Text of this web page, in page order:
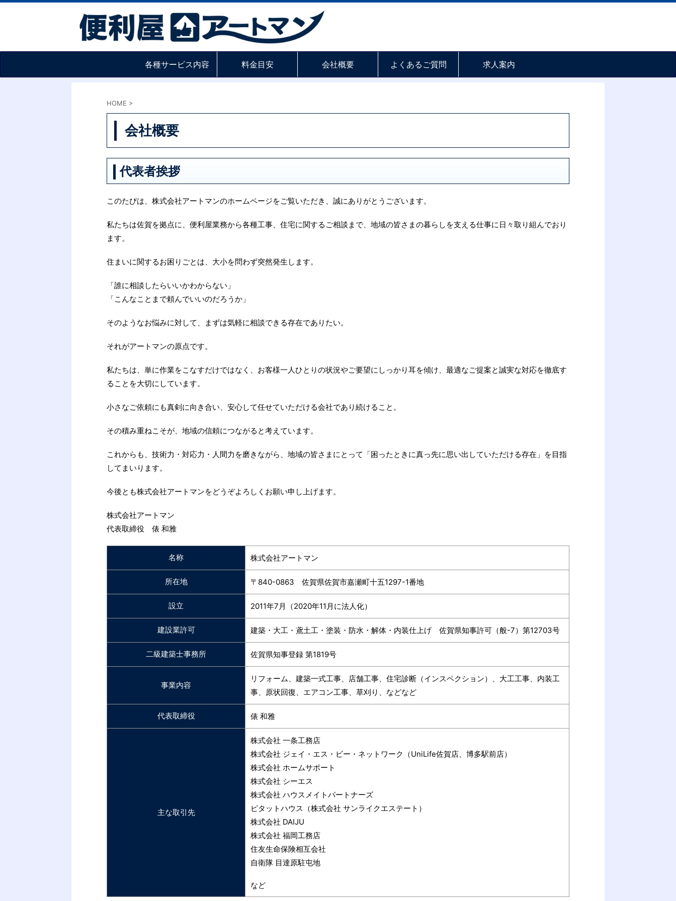
各種サービス内容 料金目安 会社概要 よくあるご質問 求人案内
HOME >
会社概要
代表者挨拶
このたびは、株式会社アートマンのホームページをご覧いただき、誠にありがとうございます。
私たちは佐賀を拠点に、便利屋業務から各種工事、住宅に関するご相談まで、地域の皆さまの暮らしを支える仕事に日々取り組んでおり
ます。
住まいに関するお困りごとは、大小を問わず突然発生します。
「誰に相談したらいいかわからない」
「こんなことまで頼んでいいのだろうか」
そのようなお悩みに対して、まずは気軽に相談できる存在でありたい。
それがアートマンの原点です。
私たちは、単に作業をこなすだけではなく、お客様一人ひとりの状況やご要望にしっかり耳を傾け、最適なご提案と誠実な対応を徹底す
ることを大切にしています。
小さなご依頼にも真剣に向き合い、安心して任せていただける会社であり続けること。
その積み重ねこそが、地域の信頼につながると考えています。
これからも、技術力・対応力・人間力を磨きながら、地域の皆さまにとって「困ったときに真っ先に思い出していただける存在」を目指
してまいります。
今後とも株式会社アートマンをどうぞよろしくお願い申し上げます。
株式会社アートマン
代表取締役 俵 和雅
名称 株式会社アートマン
所在地 〒840-0863 佐賀県佐賀市嘉瀬町十五1297-1番地
設立 2011年7月（2020年11月に法人化）
建設業許可 建築・大工・鳶土工・塗装・防水・解体・内装仕上げ 佐賀県知事許可（般-7）第12703号
二級建築士事務所 佐賀県知事登録 第1819号
事業内容
リフォーム、建築一式工事、店舗工事、住宅診断（インスペクション）、大工工事、内装工
事、原状回復、エアコン工事、草刈り、などなど
代表取締役 俵 和雅
主な取引先
株式会社 一条工務店
株式会社 ジェイ・エス・ビー・ネットワーク（UniLife佐賀店、博多駅前店）
株式会社 ホームサポート
株式会社 シーエス
株式会社 ハウスメイトパートナーズ
ピタットハウス（株式会社 サンライクエステート）
株式会社 DAIJU
株式会社 福岡工務店
住友生命保険相互会社
自衛隊 目達原駐屯地
など